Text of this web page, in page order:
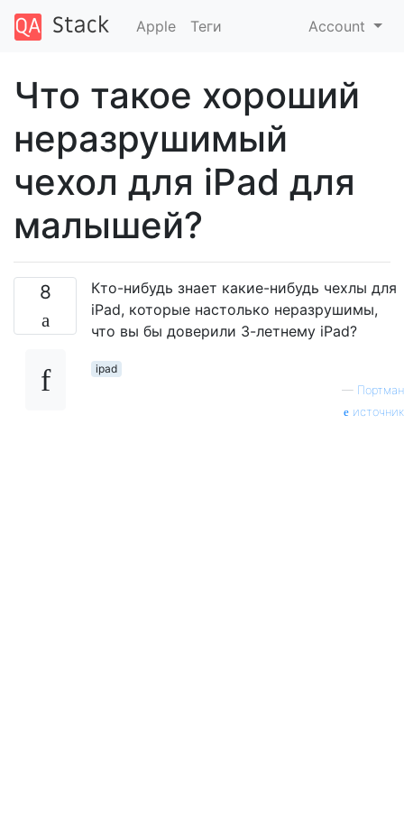
Apple Теги Account
Что такое хороший
неразрушимый
чехол для iPad для
малышей?
8
Кто-нибудь знает какие-нибудь чехлы для
iPad, которые настолько неразрушимы,
что вы бы доверили 3-летнему iPad?
ipad
— Портман
источник